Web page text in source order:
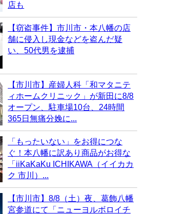
店も
【窃盗事件】市川市・本八幡の店
舗に侵入し現金などを盗んだ疑
い、50代男を逮捕
【市川市】産婦人科「和マタニテ
ィホームクリニック」が新田に8/8
オープン、駐車場10台、24時間
365日無痛分娩に...
「もったいない」をお得につな
ぐ！本八幡に訳あり商品がお得な
「iiKaKaKu ICHIKAWA（イイカカ
ク 市川）...
【市川市】8/8（土）夜、葛飾八幡
宮参道にて「ニューヨルボロイチ